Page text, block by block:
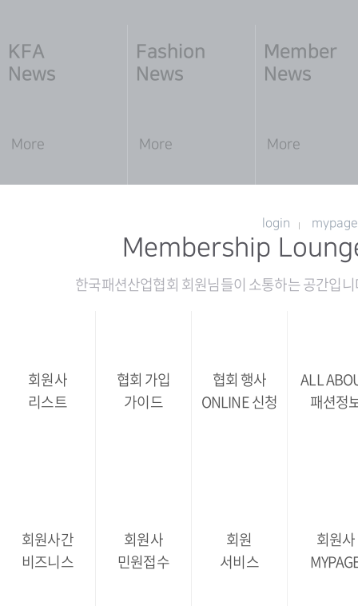
KFA
News
More
Fashion
News
More
Member
News
More
login mypage
Membership
한국패션산업협회 회원님들이 소통하는 공간입
회원사
리스트
협회 가입
가이드
협회 행사
ONLINE 신청
ALL
패션정
회원사간
비즈니스
회원사
민원접수
회원
서비스
회원사